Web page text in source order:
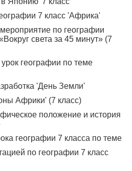
7 класс 'Африка'
по географии
света за 45 минут» (7
географии по теме
'День Земли'
Африки' (7 класс)
положение и история
географии 7 класса по теме
по географии 7 класс